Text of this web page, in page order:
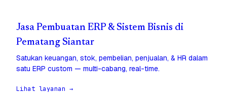
Jasa Pembuatan ERP & Sistem Bisnis di
Pematang Siantar
Satukan keuangan, stok, pembelian, penjualan, & HR dalam
satu ERP custom — multi-cabang, real-time.
Lihat layanan →